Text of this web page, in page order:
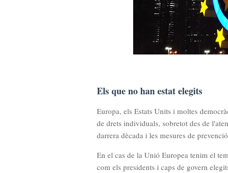
Els que no han estat elegits
Europa, els Estats Units i moltes
de drets individuals, sobretot des de
darrera dècada i les mesures de
En el cas de la Unió Europea tenim el
com els presidents i caps de govern